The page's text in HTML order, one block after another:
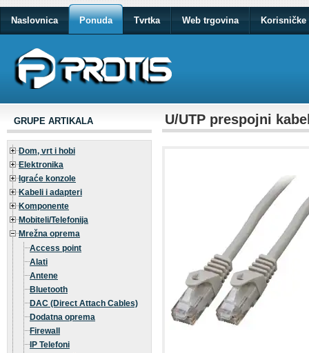
Naslovnica Ponuda Tvrtka Web trgovina Korisničke
GRUPE ARTIKALA
Dom, vrt i hobi
Elektronika
Igraće konzole
Kabeli i adapteri
Komponente
Mobiteli/Telefonija
Mrežna oprema
Access point
Alati
Antene
Bluetooth
DAC (Direct Attach Cables)
Dodatna oprema
Firewall
IP Telefoni
U/UTP prespojni